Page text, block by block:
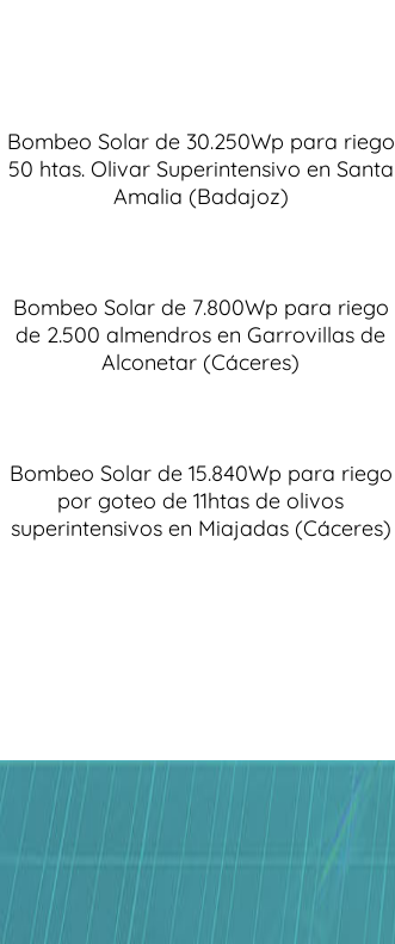
Bombeo Solar de 30.250Wp para riego
50 htas. Olivar Superintensivo en Santa
Amalia (Badajoz)
Bombeo Solar de 7.800Wp para riego
de 2.500 almendros en Garrovillas de
Alconetar (Cáceres)
Bombeo Solar de 15.840Wp para riego
por goteo de 11htas de olivos
superintensivos en Miajadas (Cáceres)